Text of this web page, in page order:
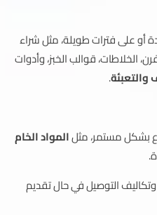
أو على فترات طويلة، مثل شراء
الخلاطات، قوالب الخبز، وأدوات
والتعبئة.
بشكل مستمر، مثلالمواد الخام
وتكاليف التوصيل في حال تقديم